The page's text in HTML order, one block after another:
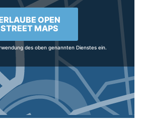
OPEN
STREET MAPS
des oben genannten Dienstes ein.